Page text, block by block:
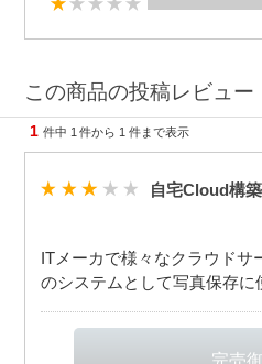
この商品の投稿レビュー
1 件中 1 件から 1 件まで表示
自宅Cloud構
ITメーカで様々なクラウドサ
のシステムとして写真保存に